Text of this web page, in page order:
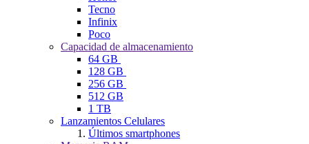
Tecno
Infinix
Poco
Capacidad de almacenamiento
64 GB
128 GB
256 GB
512 GB
1 TB
Lanzamientos Celulares
Últimos smartphones